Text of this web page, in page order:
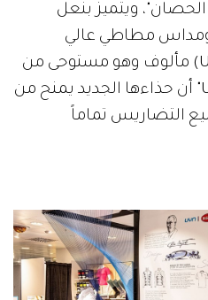
ويتميز بنعل
مطاطي عالي
الإمساك كلها في شكل (U) مألوف وهو مستوحى من
شبك "بوغاتي"، وتؤكد "UYN" أن حذاءها الجديد يمنح من
التضاريس تماماً